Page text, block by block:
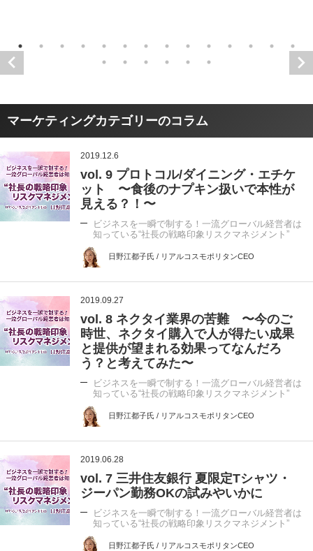
マーケティングカテゴリーのコラム
2019.12.6
vol. 9 プロトコル/ダイニング・エチケ
ット 〜食後のナプキン扱いで本性が
見える？！〜
ビジネスを一瞬で制する！一流グローバル経営者は
知っている“社長の戦略印象リスクマネジメント”
日野江都子氏 / リアルコスモポリタンCEO
2019.09.27
vol. 8 ネクタイ業界の苦難 〜今のご
時世、ネクタイ購入で人が得たい成果
と提供が望まれる効果ってなんだろ
う？と考えてみた〜
ビジネスを一瞬で制する！一流グローバル経営者は
知っている“社長の戦略印象リスクマネジメント”
日野江都子氏 / リアルコスモポリタンCEO
2019.06.28
vol. 7 三井住友銀行 夏限定Tシャツ・
ジーパン勤務OKの試みやいかに
ビジネスを一瞬で制する！一流グローバル経営者は
知っている“社長の戦略印象リスクマネジメント”
日野江都子氏 / リアルコスモポリタンCEO